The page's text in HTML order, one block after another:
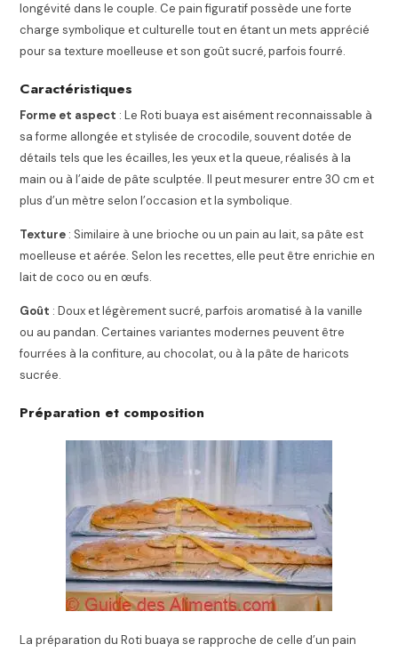
longévité dans le couple. Ce pain figuratif possède une forte
charge symbolique et culturelle tout en étant un mets apprécié
pour sa texture moelleuse et son goût sucré, parfois fourré.
Caractéristiques
Forme et aspect : Le Roti buaya est aisément reconnaissable à
sa forme allongée et stylisée de crocodile, souvent dotée de
détails tels que les écailles, les yeux et la queue, réalisés à la
main ou à l’aide de pâte sculptée. Il peut mesurer entre 30 cm et
plus d’un mètre selon l’occasion et la symbolique.
Texture : Similaire à une brioche ou un pain au lait, sa pâte est
moelleuse et aérée. Selon les recettes, elle peut être enrichie en
lait de coco ou en œufs.
Goût : Doux et légèrement sucré, parfois aromatisé à la vanille
ou au pandan. Certaines variantes modernes peuvent être
fourrées à la confiture, au chocolat, ou à la pâte de haricots
sucrée.
Préparation et composition
La préparation du Roti buaya se rapproche de celle d’un pain